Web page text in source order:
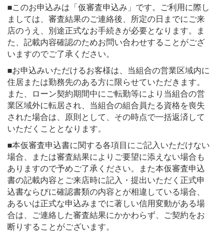
■このお申込みは「仮審査申込み」です。ご利用に際し
ましては、審査結果のご連絡後、所定の日までにご来
店のうえ、別途正式なお手続きが必要となります。ま
た、記載内容確認のためお問い合わせすることがござ
いますのでご了承ください。
■お申込みいただけるお客様は、当組合の営業区域内に
住居または勤務先のある方に限らせていただきます。
また、ローン契約期間中にご転勤等により当組合の営
業区域外に転居され、当組合の組合員たる資格を喪失
された場合は、原則として、その時点で一括返済して
いただくこととなります。
■本仮審査申込書に関する各項目にご記入いただけない
場合、または審査結果によりご要望に添えない場合も
ありますので予めご了承ください。また本仮審査申込
書の記載内容とご来店時に記入・提出いただく正式申
込書ならびに確認書類の内容とが相違している場合、
あるいは正式な申込みまでに著しい信用変動がある場
合は、ご連絡した審査結果にかかわらず、ご契約をお
断りすることがございます。